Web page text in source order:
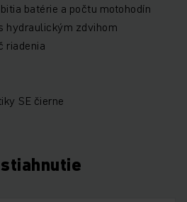
batérie a počtu motohodín
hydraulickým zdvihom
riadenia
SE čierne